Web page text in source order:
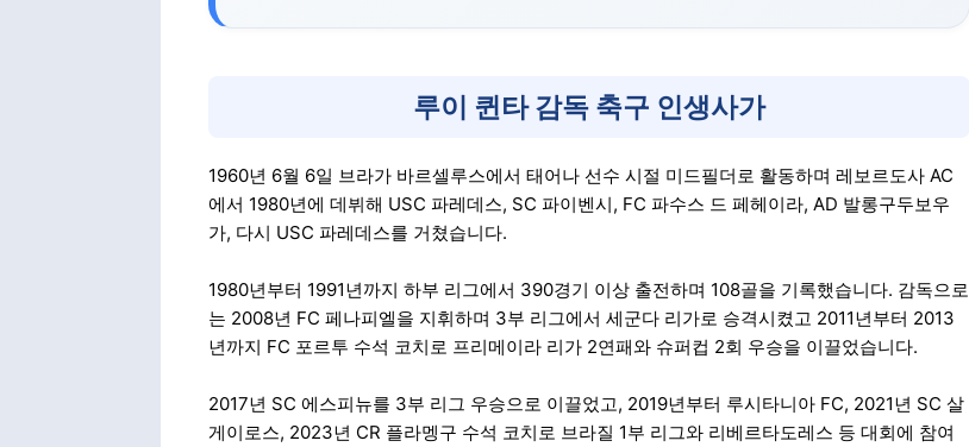
루이 퀸타 감독 축구 인생사가
1960년 6월 6일 브라가 바르셀루스에서 태어나 선수 시절 미드필더로 활동하며 레보르도사 AC
에서 1980년에 데뷔해 USC 파레데스, SC 파이벤시, FC 파수스 드 페헤이라, AD 발롱구두보우
가, 다시 USC 파레데스를 거쳤습니다.
1980년부터 1991년까지 하부 리그에서 390경기 이상 출전하며 108골을 기록했습니다. 감독으로
는 2008년 FC 페나피엘을 지휘하며 3부 리그에서 세군다 리가로 승격시켰고 2011년부터 2013
년까지 FC 포르투 수석 코치로 프리메이라 리가 2연패와 슈퍼컵 2회 우승을 이끌었습니다.
2017년 SC 에스피뉴를 3부 리그 우승으로 이끌었고, 2019년부터 루시타니아 FC, 2021년 SC 살
게이로스, 2023년 CR 플라멩구 수석 코치로 브라질 1부 리그와 리베르타도레스 등 대회에 참여